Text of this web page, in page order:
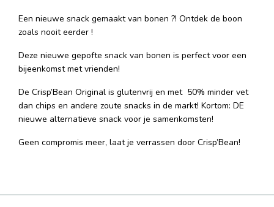
Een nieuwe snack gemaakt van bonen ?! Ontdek de boon
zoals nooit eerder !
Deze nieuwe gepofte snack van bonen is perfect voor een
bijeenkomst met vrienden!
De Crisp’Bean Original is glutenvrij en met 50% minder vet
dan chips en andere zoute snacks in de markt! Kortom: DE
nieuwe alternatieve snack voor je samenkomsten!
Geen compromis meer, laat je verrassen door Crisp’Bean!